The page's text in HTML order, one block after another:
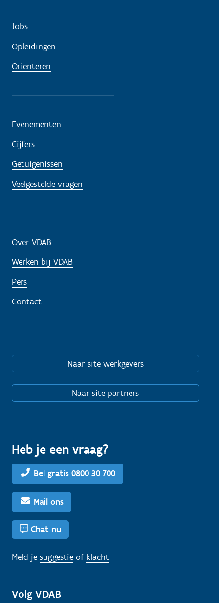
Jobs
Opleidingen
Oriënteren
Evenementen
Cijfers
Getuigenissen
Veelgestelde vragen
Over VDAB
Werken bij VDAB
Pers
Contact
Naar site werkgevers
Naar site partners
Heb je een vraag?
Bel gratis 0800 30 700
Mail ons
Chat nu
Meld je suggestie of klacht
Volg VDAB